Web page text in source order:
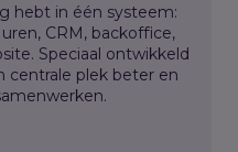
hebt in één systeem:
CRM, backoffice,
Speciaal ontwikkeld
centrale plek beter en